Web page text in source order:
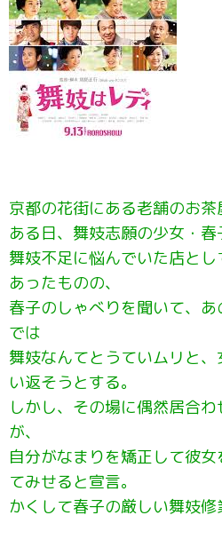
京都の花街にある老舗のお茶
ある日、舞妓志願の少女・春
舞妓不足に悩んでいた店と
あったものの、
春子のしゃべりを聞いて、
では
舞妓なんてとうていムリと
い返そうとする。
しかし、その場に偶然居合
が、
自分がなまりを矯正して彼
てみせると宣言。
かくして春子の厳しい舞妓修